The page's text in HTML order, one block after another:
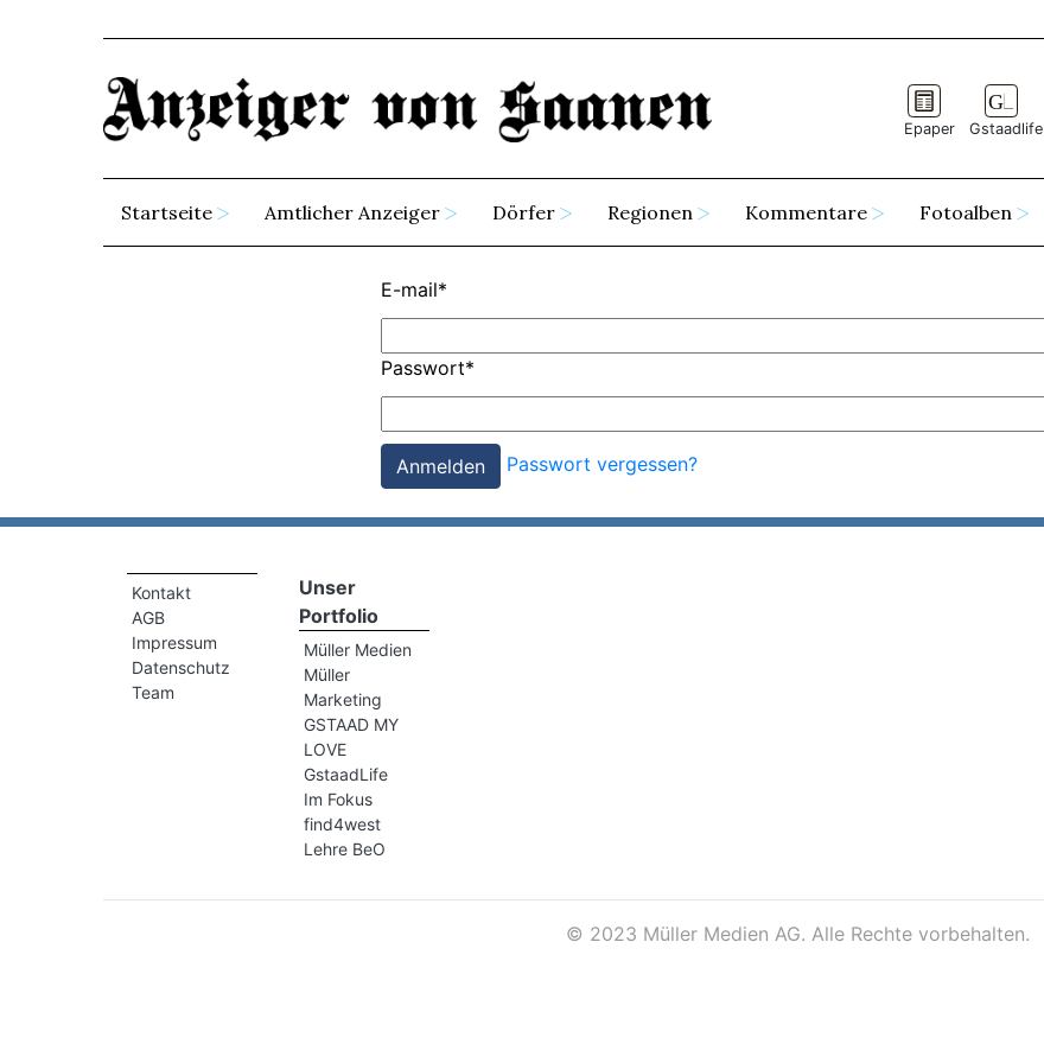
Epaper Gstaadlife
Startseite Amtlicher Anzeiger Dörfer Regionen Kommentare Fotoalben
E-mail*
Passwort*
Passwort vergessen?
Kontakt
AGB
Impressum
Datenschutz
Team
Unser
Portfolio
Müller Medien
Müller
Marketing
GSTAAD MY
LOVE
GstaadLife
Im Fokus
find4west
Lehre BeO
© 2023 Müller Medien AG. Alle Rechte vorbehalten.